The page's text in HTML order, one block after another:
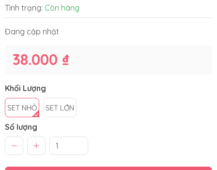
Tình trạng: Còn hàng
Đang cập nhật
38.000 ₫
Khối Lượng
SET NHỎ SET LỚN
Số lượng